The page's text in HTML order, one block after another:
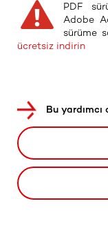
PDF
Adobe
sürüme
ücretsiz indirin
Bu yardımcı